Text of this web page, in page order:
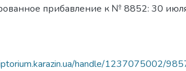
прибавление к № 8852: 30
handle/1237075002/